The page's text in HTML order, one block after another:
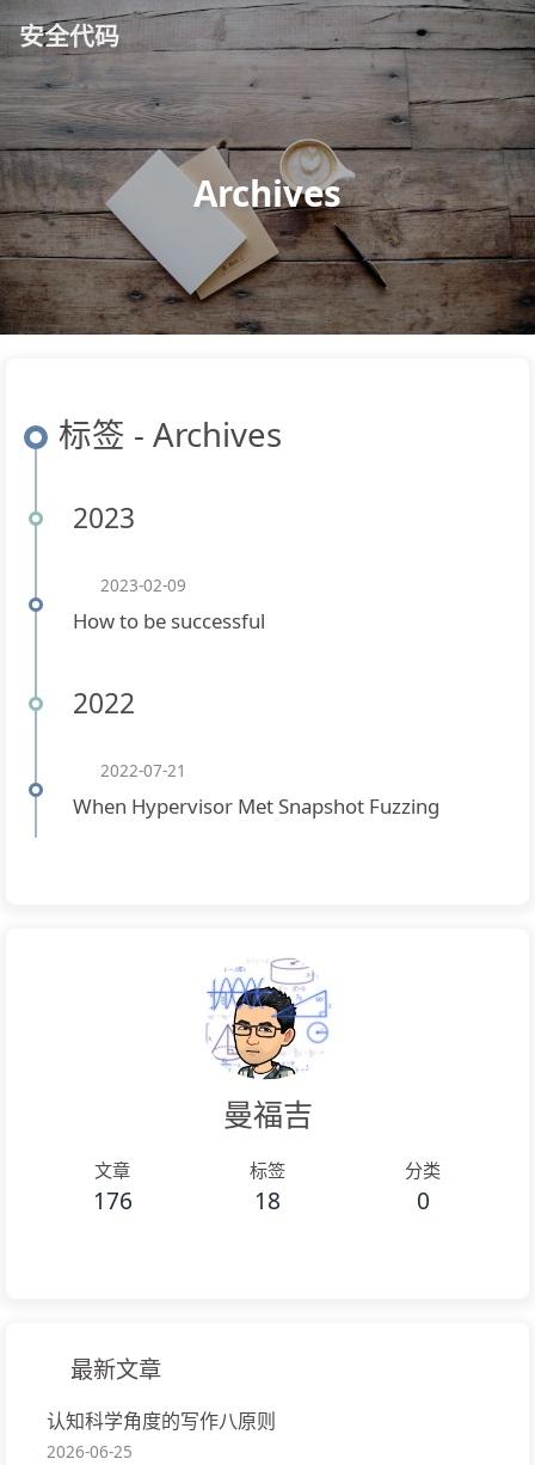
安全代码
Archives
标签 - Archives
2023
2023-02-09
How to be successful
2022
2022-07-21
When Hypervisor Met Snapshot Fuzzing
曼福吉
文章
176
标签
18
分类
0
最新文章
认知科学角度的写作八原则
2026-06-25